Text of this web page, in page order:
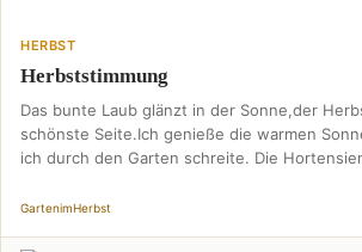
HERBST
Herbststimmung
Das bunte Laub glänzt in der Sonne,der
schönste Seite.Ich genieße die warmen
ich durch den Garten schreite. Die
GartenimHerbst